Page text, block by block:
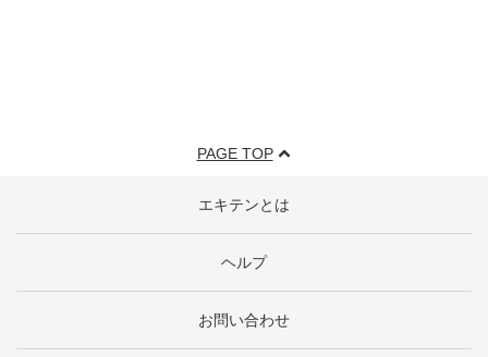
PAGE TOP
エキテンとは
ヘルプ
お問い合わせ